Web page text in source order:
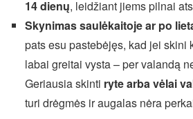
14 dienų, leidžiant jiems pilnai
Skynimas saulėkaitoje ar po
pats esu pastebėjęs, kad jei skini
labai greitai vysta – per valandą
Geriausia skinti ryte arba vėlai
turi drėgmės ir augalas nėra